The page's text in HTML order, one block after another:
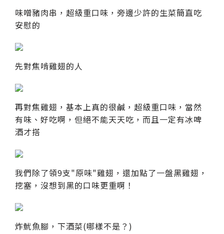
味噌豬肉串，超級重口味，旁邊少許的生菜簡直吃
安慰的
先對焦啃雞翅的人
再對焦雞翅，基本上真的很鹹，超級重口味，當然
有味、好吃啊，但絕不能天天吃，而且一定有冰啤
酒才搭
我們除了領9支"原味"雞翅，還加點了一盤黑雞翅，
挖塞，沒想到黑的口味更重啊！
炸魷魚腳，下酒菜(哪樣不是？)